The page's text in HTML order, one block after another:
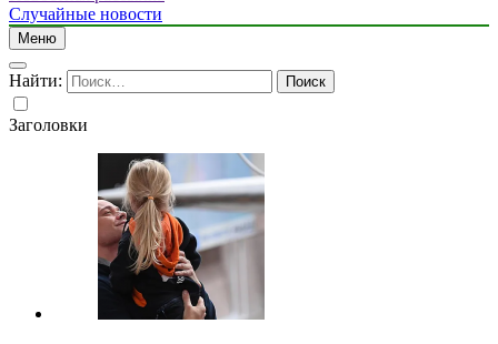
Случайные новости
Меню
Найти:
Заголовки